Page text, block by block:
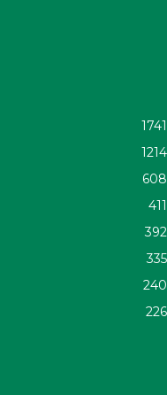
1741
1214
608
411
392
335
240
226